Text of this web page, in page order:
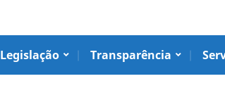
Legislação Transparência